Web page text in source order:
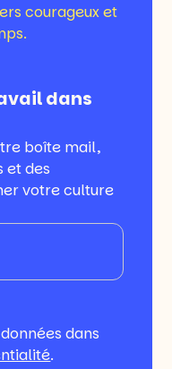
courageux et
dans
boîte mail,
et des
votre culture
dans
.